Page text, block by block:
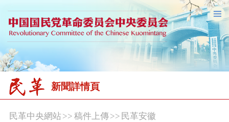
新聞詳情頁
民革中央網站>> 稿件上傳>> 民革安徽